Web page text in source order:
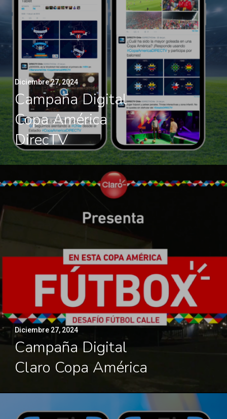
Diciembre 27, 2024
Campaña Digital
Copa América
DirecTV
Diciembre 27, 2024
Campaña Digital
Claro Copa América